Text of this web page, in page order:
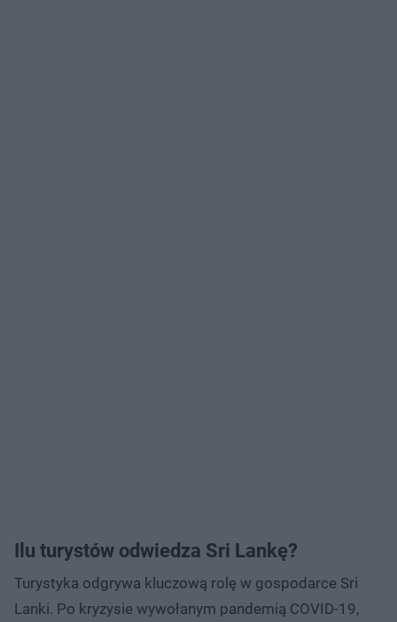
Ilu turystów odwiedza Sri Lankę?
Turystyka odgrywa kluczową rolę w gospodarce Sri
Lanki. Po kryzysie wywołanym pandemią COVID-19,